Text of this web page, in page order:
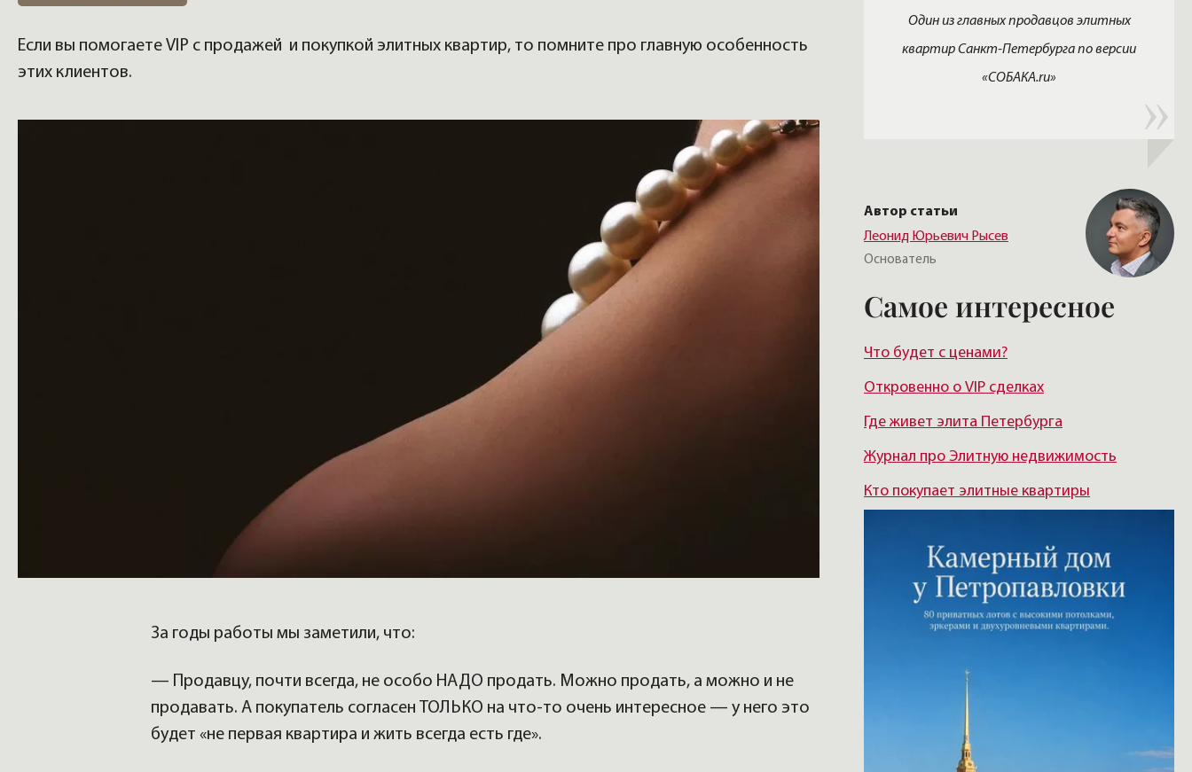
Если вы помогаете VIP с продажей и покупкой элитных квартир, то помните про главную особенность
этих клиентов.
За годы работы мы заметили, что:
— Продавцу, почти всегда, не особо НАДО продать. Можно продать, а можно и не
продавать. А покупатель согласен ТОЛЬКО на что-то очень интересное — у него это
будет «не первая квартира и жить всегда есть где».
Один из главных продавцов элитных
квартир Санкт-Петербурга по версии
«СОБАКА.ru»
Автор статьи
Леонид Юрьевич Рысев
Основатель
Самое интересное
Что будет с ценами?
Откровенно о VIP сделках
Где живет элита Петербурга
Журнал про Элитную недвижимость
Кто покупает элитные квартиры